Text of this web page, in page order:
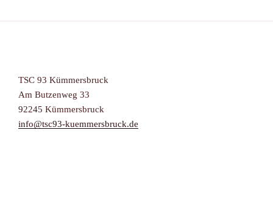
TSC 93 Kümmersbruck
Am Butzenweg 33
92245 Kümmersbruck
info@tsc93-kuemmersbruck.de